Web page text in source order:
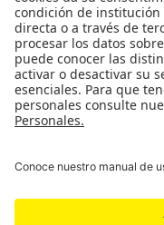
BOGOTÁ, COLOMBIA
NEWSLETTER